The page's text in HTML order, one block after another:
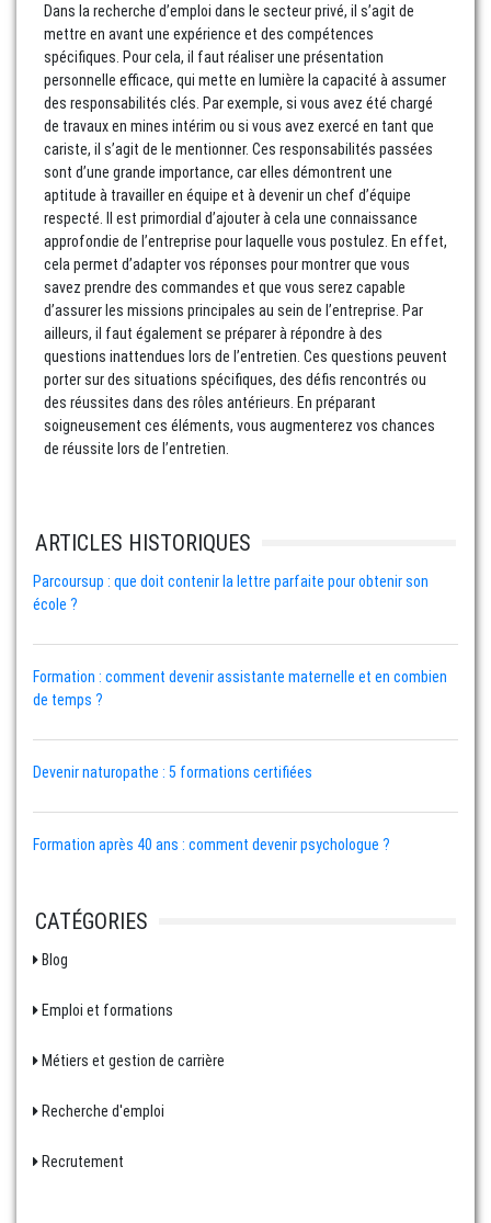
Dans la recherche d’emploi dans le secteur privé, il s’agit de
mettre en avant une expérience et des compétences
spécifiques. Pour cela, il faut réaliser une présentation
personnelle efficace, qui mette en lumière la capacité à assumer
des responsabilités clés. Par exemple, si vous avez été chargé
de travaux en mines intérim ou si vous avez exercé en tant que
cariste, il s’agit de le mentionner. Ces responsabilités passées
sont d’une grande importance, car elles démontrent une
aptitude à travailler en équipe et à devenir un chef d’équipe
respecté. Il est primordial d’ajouter à cela une connaissance
approfondie de l’entreprise pour laquelle vous postulez. En effet,
cela permet d’adapter vos réponses pour montrer que vous
savez prendre des commandes et que vous serez capable
d’assurer les missions principales au sein de l’entreprise. Par
ailleurs, il faut également se préparer à répondre à des
questions inattendues lors de l’entretien. Ces questions peuvent
porter sur des situations spécifiques, des défis rencontrés ou
des réussites dans des rôles antérieurs. En préparant
soigneusement ces éléments, vous augmenterez vos chances
de réussite lors de l’entretien.
ARTICLES HISTORIQUES
Parcoursup : que doit contenir la lettre parfaite pour obtenir son
école ?
Formation : comment devenir assistante maternelle et en combien
de temps ?
Devenir naturopathe : 5 formations certifiées
Formation après 40 ans : comment devenir psychologue ?
CATÉGORIES
Blog
Emploi et formations
Métiers et gestion de carrière
Recherche d'emploi
Recrutement